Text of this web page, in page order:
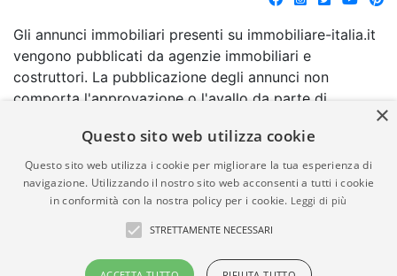
Gli annunci immobiliari presenti su immobiliare-italia.it
vengono pubblicati da agenzie immobiliari e
costruttori. La pubblicazione degli annunci non
comporta l'approvazione o l'avallo da parte di
garanzia da parte di quest'ultima. immobiliare-italia.it
quindi non è responsabile della veridicità, della
correttezza, della completezza, della normativa in
materia di privacy e/o di alcun altro aspetto dei
suddetti annunci.
© Copyright 2007 - 2026
Powered by
×
Questo sito web utilizza cookie
Questo sito web utilizza i cookie per migliorare la tua esperienza di
navigazione. Utilizzando il nostro sito web acconsenti a tutti i cookie
in conformità con la nostra policy per i cookie. Leggi di più
STRETTAMENTE NECESSARI